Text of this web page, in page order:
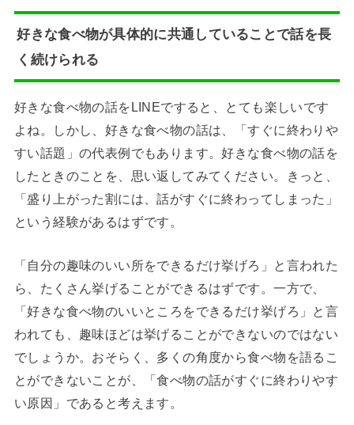
好きな食べ物が具体的に共通していることで話を長
く続けられる
好きな食べ物の話をLINEですると、とても楽しいです
よね。しかし、好きな食べ物の話は、「すぐに終わりや
すい話題」の代表例でもあります。好きな食べ物の話を
したときのことを、思い返してみてください。きっと、
「盛り上がった割には、話がすぐに終わってしまった」
という経験があるはずです。
「自分の趣味のいい所をできるだけ挙げろ」と言われた
ら、たくさん挙げることができるはずです。一方で、
「好きな食べ物のいいところをできるだけ挙げろ」と言
われても、趣味ほどは挙げることができないのではない
でしょうか。おそらく、多くの角度から食べ物を語るこ
とができないことが、「食べ物の話がすぐに終わりやす
い原因」であると考えます。